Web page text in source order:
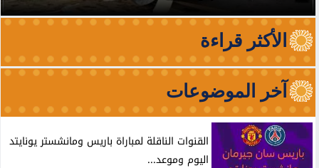
الأكثر قراءة
آخر الموضوعات
القنوات الناقلة لمباراة باريس ومانشستر يونايتد
اليوم وموعد...